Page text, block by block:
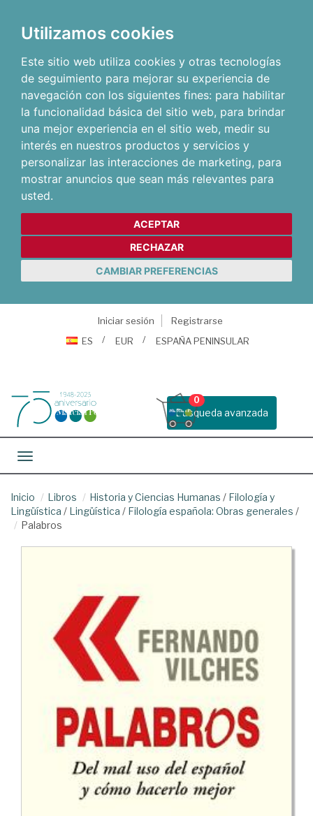
Utilizamos cookies
Este sitio web utiliza cookies y otras tecnologías
de seguimiento para mejorar su experiencia de
navegación con los siguientes fines: para habilitar
la funcionalidad básica del sitio web, para brindar
una mejor experiencia en el sitio web, medir su
interés en nuestros productos y servicios y
personalizar las interacciones de marketing, para
mostrar anuncios que sean más relevantes para
usted.
ACEPTAR
RECHAZAR
CAMBIAR PREFERENCIAS
Iniciar sesión
Registrarse
ES
EUR ESPAÑA PENINSULAR
Busqueda avanzada
0
Toggle navigation
Inicio Libros Historia y Ciencias Humanas / Filología y
Lingüística / Lingüística / Filología española: Obras generales /
Palabros